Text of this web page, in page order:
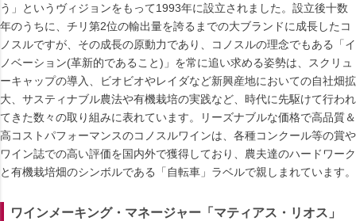
う」というヴィジョンをもって1993年に設立されました。設立後十数
年のうちに、チリ第2位の輸出量を誇るまでの大ブランドに成長したコ
ノスルですが、その成長の原動力であり、コノスルの理念でもある「イ
ノベーション(革新的であること)」を常に追い求める姿勢は、スクリュ
ーキャップの導入、ビオビオやレイダなど新興産地においての自社畑拡
大、サスティナブル農法や有機栽培の実践など、時代に先駆けて行われ
てきた数々の取り組みに表れています。リーズナブルな価格で高品質＆
高コストパフォーマンスのコノスルワインは、各種コンクール等の賞や
ワイン誌での高い評価を国内外で獲得しており、農夫達のハードワーク
と有機栽培畑のシンボルである「自転車」ラベルで親しまれています。
ワインメーキング・マネージャー「マティアス・リオス」